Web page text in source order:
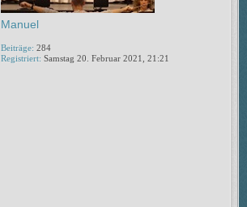
Manuel
Beiträge: 284
Registriert: Samstag 20. Februar 2021, 21:21